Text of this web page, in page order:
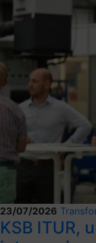
23/07/2026
KSB ITUR,